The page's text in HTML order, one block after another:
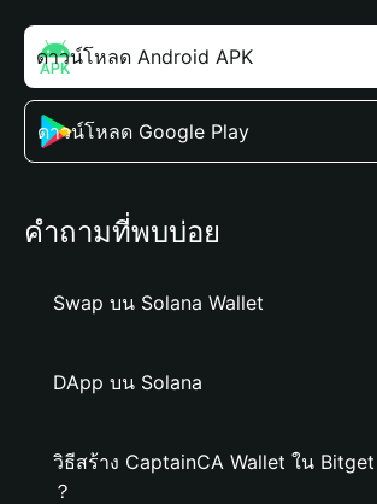
ดาวน์โหลด Android APK
ดาวน์โหลด Google Play
คำถามที่พบบ่อย
Swap บน Solana Wallet
DApp บน Solana
วิธีสร้าง CaptainCA Wallet ใน
？